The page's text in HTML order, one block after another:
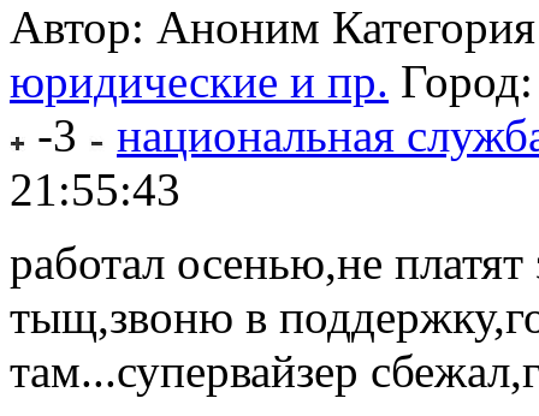
Автор: Аноним
юридические и пр.
-3
национальная
21:55:43
работал осенью,не
тыщ,звоню в
там...супервайзер